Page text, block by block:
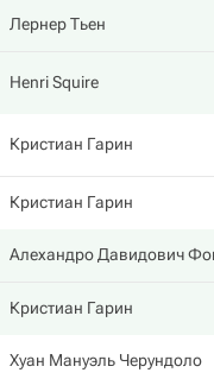
Лернер Тьен
Henri Squire
Кристиан Гарин
Кристиан Гарин
Алехандро Давидович
Кристиан Гарин
Хуан Мануэль Черундоло